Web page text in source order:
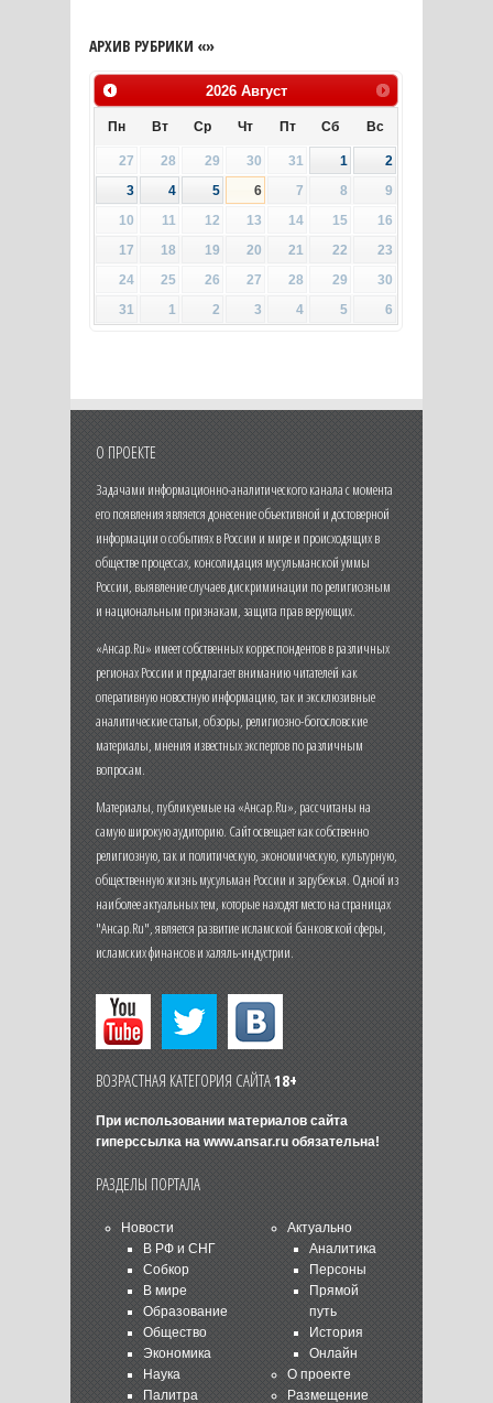
АРХИВ РУБРИКИ «»
2026 Август
Пн Вт Ср Чт Пт Сб Вс
27 28 29 30 31 1
2
3
4 5 6 7 8
9
10
11 12 13 14 15
16
17
18 19 20 21 22
23
24
25 26 27 28 29
30
31
1 2 3 4 5 6
О ПРОЕКТЕ
Задачами информационно-аналитического канала с момента
его появления является донесение объективной и достоверной
информации о событиях в России и мире и происходящих в
обществе процессах, консолидация мусульманской уммы
России, выявление случаев дискриминации по религиозным
и национальным признакам, защита прав верующих.
«Ансар.Ru» имеет собственных корреспондентов в различных
регионах России и предлагает вниманию читателей как
оперативную новостную информацию, так и эксклюзивные
аналитические статьи, обзоры, религиозно-богословские
материалы, мнения известных экспертов по различным
вопросам.
Материалы, публикуемые на «Ансар.Ru», рассчитаны на
самую широкую аудиторию. Сайт освещает как собственно
религиозную, так и политическую, экономическую, культурную,
общественную жизнь мусульман России и зарубежья. Одной из
наиболее актуальных тем, которые находят место на страницах
"Ансар.Ru", является развитие исламской банковской сферы,
исламских финансов и халяль-индустрии.
ВОЗРАСТНАЯ КАТЕГОРИЯ САЙТА18+
При использовании материалов сайта
гиперссылка на www.ansar.ruобязательна!
РАЗДЕЛЫ ПОРТАЛА
Новости
В РФ и СНГ
Собкор
В мире
Образование
Общество
Экономика
Наука
Палитра
Актуально
Аналитика
Персоны
Прямой
путь
История
Онлайн
О проекте
Размещение